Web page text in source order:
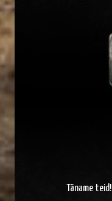
Täname teid!